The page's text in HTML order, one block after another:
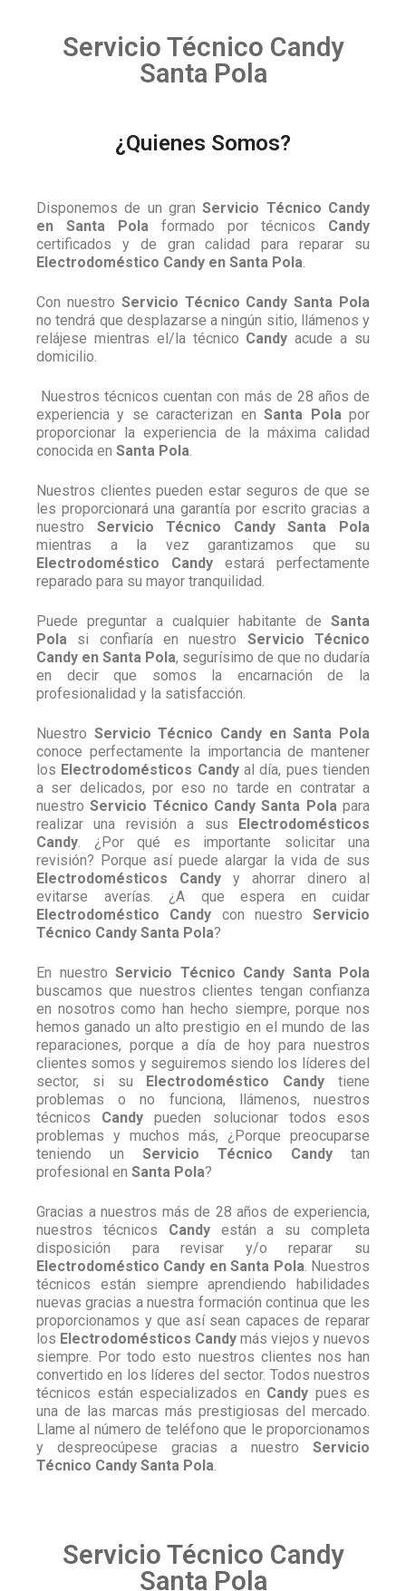
Servicio Técnico Candy
Santa Pola
¿Quienes Somos?
Disponemos de un granServicio Técnico Candy
en Santa Pola formado por técnicos Candy
certificados y de gran calidad para reparar su
Electrodoméstico Candy en Santa Pola.
Con nuestro Servicio Técnico Candy Santa Pola
no tendrá que desplazarse a ningún sitio, llámenos y
relájese mientras el/la técnico Candy acude a su
domicilio.
Nuestros técnicos cuentan con más de 28 años de
experiencia y se caracterizan enSanta Polapor
proporcionar la experiencia de la máxima calidad
conocida en Santa Pola.
Nuestros clientes pueden estar seguros de que se
les proporcionará una garantía por escrito gracias a
nuestro Servicio Técnico Candy Santa Pola
mientras a la vez garantizamos que su
Electrodoméstico Candy estará perfectamente
reparado para su mayor tranquilidad.
Puede preguntar a cualquier habitante de Santa
Pola si confiaría en nuestro Servicio Técnico
Candy en Santa Pola, segurísimo de que no dudaría
en decir que somos la encarnación de la
profesionalidad y la satisfacción.
Nuestro Servicio Técnico Candy en Santa Pola
conoce perfectamente la importancia de mantener
los Electrodomésticos Candyal día, pues tienden
a ser delicados, por eso no tarde en contratar a
nuestroServicio Técnico Candy Santa Polapara
realizar una revisión a sus Electrodomésticos
Candy. ¿Por qué es importante solicitar una
revisión? Porque así puede alargar la vida de sus
Electrodomésticos Candy y ahorrar dinero al
evitarse averías. ¿A que espera en cuidar
Electrodoméstico Candy con nuestro Servicio
Técnico Candy Santa Pola?
En nuestro Servicio Técnico Candy Santa Pola
buscamos que nuestros clientes tengan confianza
en nosotros como han hecho siempre, porque nos
hemos ganado un alto prestigio en el mundo de las
reparaciones, porque a día de hoy para nuestros
clientes somos y seguiremos siendo los líderes del
sector, si su Electrodoméstico Candy tiene
problemas o no funciona, llámenos, nuestros
técnicos Candy pueden solucionar todos esos
problemas y muchos más, ¿Porque preocuparse
teniendo un Servicio Técnico Candy tan
profesional en Santa Pola?
Gracias a nuestros más de 28 años de experiencia,
nuestros técnicos Candyestán a su completa
disposición para revisar y/o reparar su
Electrodoméstico Candy en Santa Pola. Nuestros
técnicos están siempre aprendiendo habilidades
nuevas gracias a nuestra formación continua que les
proporcionamos y que así sean capaces de reparar
los Electrodomésticos Candy más viejos y nuevos
siempre. Por todo esto nuestros clientes nos han
convertido en los líderes del sector. Todos nuestros
técnicos están especializados en Candy pues es
una de las marcas más prestigiosas del mercado.
Llame al número de teléfono que le proporcionamos
y despreocúpese gracias a nuestro Servicio
Técnico Candy Santa Pola.
Servicio Técnico Candy
Santa Pola